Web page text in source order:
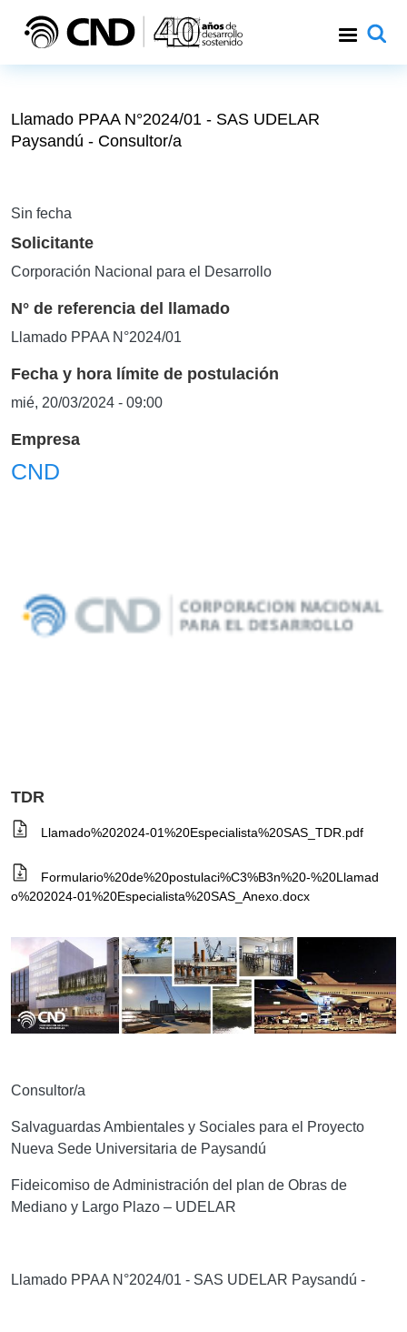
Llamado PPAA N°2024/01 - SAS UDELAR
Paysandú - Consultor/a
Sin fecha
Solicitante
Corporación Nacional para el Desarrollo
N° de referencia del llamado
Llamado PPAA N°2024/01
Fecha y hora límite de postulación
mié, 20/03/2024 - 09:00
Empresa
CND
TDR
Llamado%202024-01%20Especialista%20SAS_TDR.pdf
Formulario%20de%20postulaci%C3%B3n%20-%20Llamad
o%202024-01%20Especialista%20SAS_Anexo.docx
Consultor/a
Salvaguardas Ambientales y Sociales para el Proyecto
Nueva Sede Universitaria de Paysandú
Fideicomiso de Administración del plan de Obras de
Mediano y Largo Plazo – UDELAR
Llamado PPAA N°2024/01 - SAS UDELAR Paysandú -